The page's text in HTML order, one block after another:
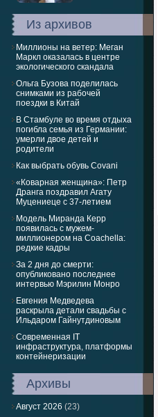
Из архивов
Миллионы на ветер: Меган
Маркл оказалась в центре
экологического скандала
Ольга Бузова поделилась
снимками из рабочей
поездки в Китай
В Стамбуле во время отдыха
погибла семья из Германии:
умерли двое детей и
родители
Как выбрать обувь Covani
«Коварная женщина»: Петр
Дранга поздравил Агату
Муцениеце с 37-летием
Модель Миранда Керр
появилась с мужем-
миллионером на Coachella:
редкие кадры
За 2 дня до смерти:
опубликовано последнее
интервью Мэрилин Монро
Евгения Медведева
раскрыла детали свадьбы с
Ильдаром Гайнутдиновым
Современная IT
инфраструктура, платформы
контейнеризации
Архивы
Август 2026 (23)